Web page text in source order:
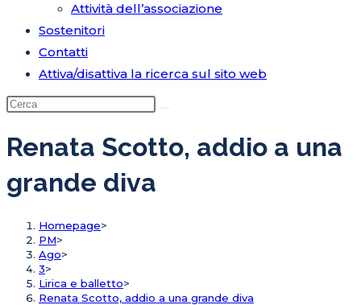
Attività dell’associazione
Sostenitori
Contatti
Attiva/disattiva la ricerca sul sito web
Renata Scotto, addio a una
grande diva
Homepage>
PM>
Ago>
3>
Lirica e balletto>
Renata Scotto, addio a una grande diva